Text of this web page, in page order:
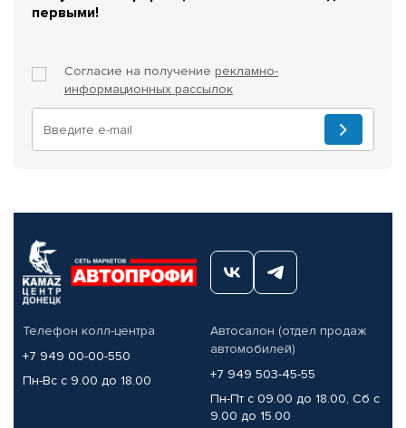
первыми!
Согласие на получение рекламно-
информационных рассылок
Телефон колл-центра
+7 949 00-00-550
Пн-Вс с 9.00 до 18.00
Автосалон (отдел продаж
автомобилей)
+7 949 503-45-55
Пн-Пт с 09.00 до 18.00, Сб с
9.00 до 15.00